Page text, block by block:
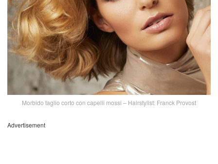
Morbido taglio corto con capelli mossi – Hairstylist: Franck Provost
Advertisement